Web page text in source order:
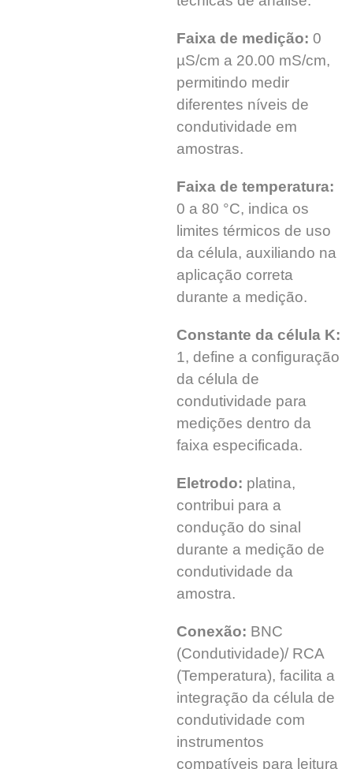
Faixa de medição: 0
µS/cm a 20.00 mS/cm,
permitindo medir
diferentes níveis de
condutividade em
amostras.
Faixa de temperatura:
0 a 80 °C, indica os
limites térmicos de uso
da célula, auxiliando na
aplicação correta
durante a medição.
Constante da célula K:
1, define a configuração
da célula de
condutividade para
medições dentro da
faixa especificada.
Eletrodo: platina,
contribui para a
condução do sinal
durante a medição de
condutividade da
amostra.
Conexão: BNC
(Condutividade)/ RCA
(Temperatura), facilita a
integração da célula de
condutividade com
instrumentos
compatíveis para leitura